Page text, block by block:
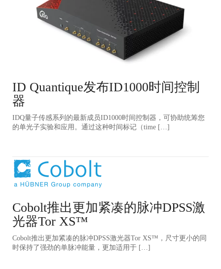
ID Quantique发布ID1000时间控制
器
IDQ量子传感系列的最新成员ID1000时间控制器，可协助统筹您
的单光子实验和应用。通过这种时间标记（time […]
Cobolt推出更加紧凑的脉冲DPSS激
光器Tor XS™️
Cobolt推出更加紧凑的脉冲DPSS激光器Tor XS™️，尺寸更小的同
时保持了强劲的单脉冲能量，更加适用于 […]